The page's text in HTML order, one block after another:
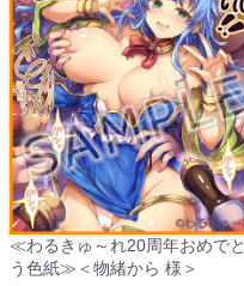
≪わるきゅ～れ20周年おめでと
う色紙≫＜物緒から 様＞